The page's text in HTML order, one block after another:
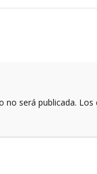
no será publicada. Los